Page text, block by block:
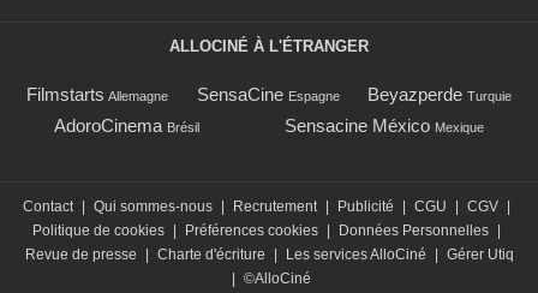
ALLOCINÉ À L'ÉTRANGER
Filmstarts Allemagne SensaCine Espagne Beyazperde Turquie
AdoroCinema Brésil Sensacine México Mexique
Contact Qui sommes-nous Recrutement Publicité CGU CGV
Politique de cookies
Préférences cookies Données Personnelles
Revue de presse
Charte d'écriture Les services AlloCiné
Gérer Utiq
©AlloCiné